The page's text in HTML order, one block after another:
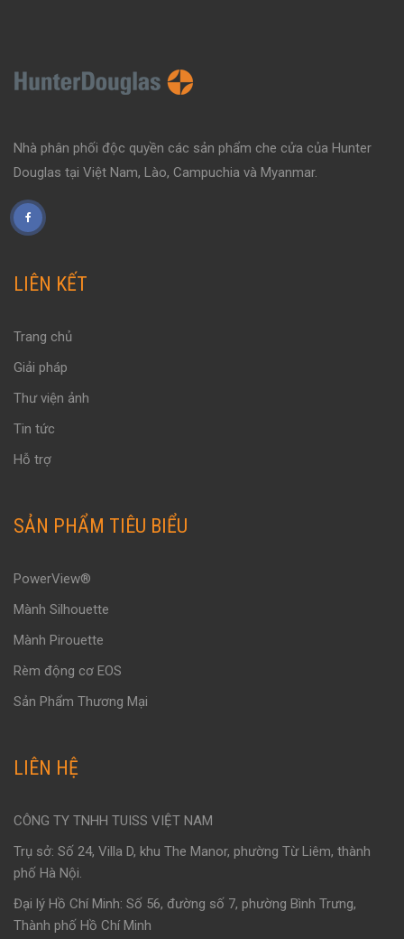
Nhà phân phối độc quyền các sản phẩm che cửa của Hunter
Douglas tại Việt Nam, Lào, Campuchia và Myanmar.
LIÊN KẾT
Trang chủ
Giải pháp
Thư viện ảnh
Tin tức
Hỗ trợ
SẢN PHẨM TIÊU BIỂU
PowerView®
Mành Silhouette
Mành Pirouette
Rèm động cơ EOS
Sản Phẩm Thương Mại
LIÊN HỆ
CÔNG TY TNHH TUISS VIỆT NAM
Trụ sở: Số 24, Villa D, khu The Manor, phường Từ Liêm, thành
phố Hà Nội.
Đại lý Hồ Chí Minh: Số 56, đường số 7, phường Bình Trưng,
Thành phố Hồ Chí Minh